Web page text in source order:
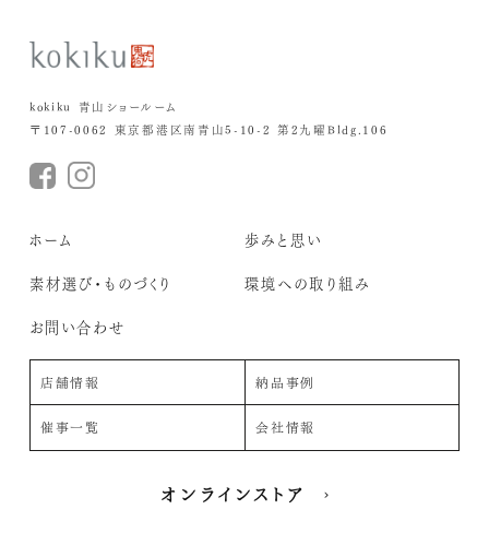
kokiku 青山ショールーム
〒107-0062 東京都港区南青山5-10-2 第2九曜Bldg.106
ホーム 歩みと思い
素材選び・ものづくり 環境への取り組み
お問い合わせ
店舗情報 納品事例
催事一覧 会社情報
オンラインストア